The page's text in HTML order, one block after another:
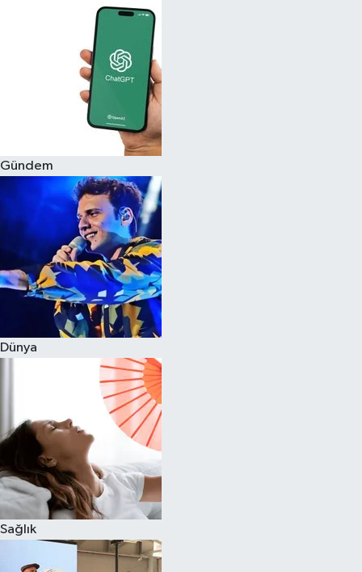
Gündem
Dünya
Sağlık
Televizyon
Yaşam-Çevre